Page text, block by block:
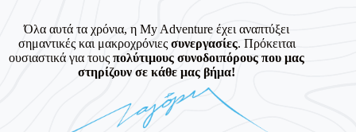
Όλα αυτά τα χρόνια, η My Adventure έχει αναπτύξει
σημαντικές και μακροχρόνιες συνεργασίες. Πρόκειται
ουσιαστικά για τουςπολύτιμους συνοδοιπόρους που μας
στηρίζουν σε κάθε μας βήμα!